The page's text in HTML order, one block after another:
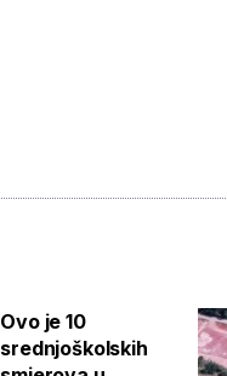
Ovo je 10
srednjoškolskih